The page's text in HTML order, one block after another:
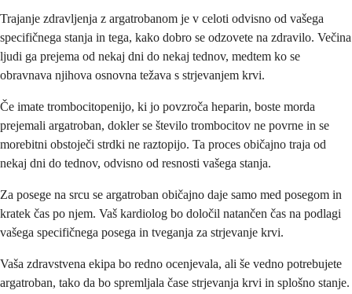
Trajanje zdravljenja z argatrobanom je v celoti odvisno od vašega
specifičnega stanja in tega, kako dobro se odzovete na zdravilo. Večina
ljudi ga prejema od nekaj dni do nekaj tednov, medtem ko se
obravnava njihova osnovna težava s strjevanjem krvi.
Če imate trombocitopenijo, ki jo povzroča heparin, boste morda
prejemali argatroban, dokler se število trombocitov ne povrne in se
morebitni obstoječi strdki ne raztopijo. Ta proces običajno traja od
nekaj dni do tednov, odvisno od resnosti vašega stanja.
Za posege na srcu se argatroban običajno daje samo med posegom in
kratek čas po njem. Vaš kardiolog bo določil natančen čas na podlagi
vašega specifičnega posega in tveganja za strjevanje krvi.
Vaša zdravstvena ekipa bo redno ocenjevala, ali še vedno potrebujete
argatroban, tako da bo spremljala čase strjevanja krvi in ​​splošno stanje.